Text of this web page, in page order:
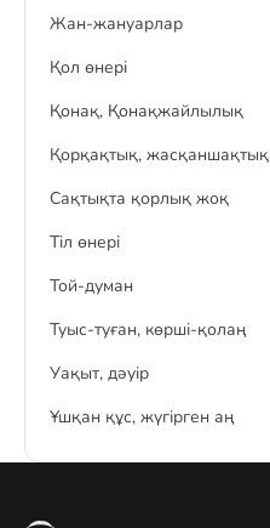
Жан-жануарлар
Қол өнері
Қонақ, Қонақжайлылық
Қорқақтық, жасқаншақтық
Сақтықта қорлық жоқ
Тіл өнері
Той-думан
Туыс-туған, көрші-қолаң
Уақыт, дәуір
Ұшқан құс, жүгірген аң